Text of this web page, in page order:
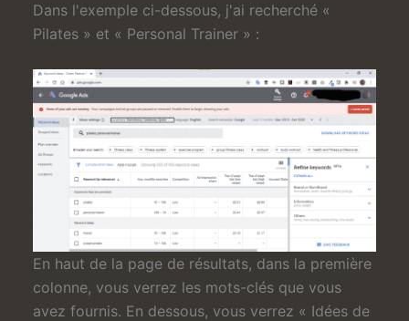
Dans l'exemple ci-dessous, j'ai recherché «
Pilates » et « Personal Trainer » :
En haut de la page de résultats, dans la première
colonne, vous verrez les mots-clés que vous
avez fournis. En dessous, vous verrez « Idées de